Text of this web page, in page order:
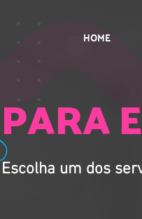
HOME
PARA
Escolha um dos